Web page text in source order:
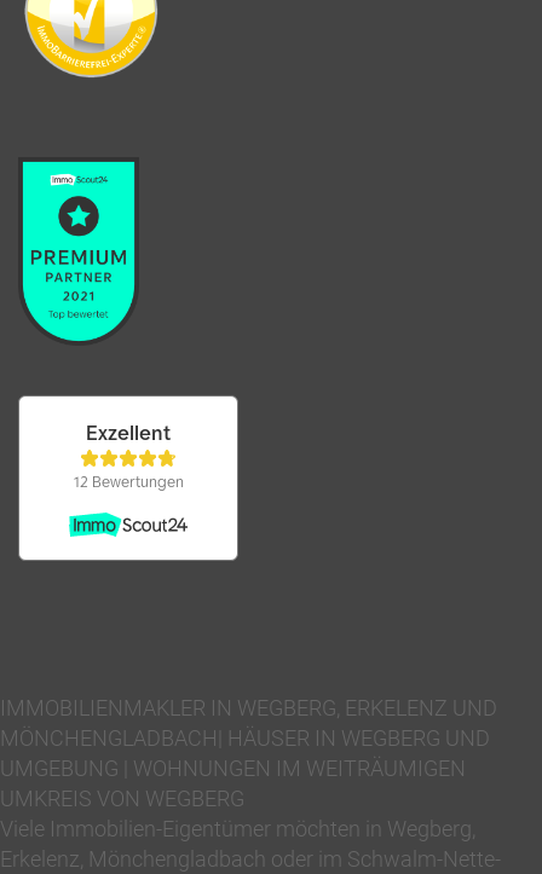
IMMOBILIENMAKLER IN WEGBERG, ERKELENZ UND
MÖNCHENGLADBACH| HÄUSER IN WEGBERG UND
UMGEBUNG | WOHNUNGEN IM WEITRÄUMIGEN
UMKREIS VON WEGBERG
Viele Immobilien-Eigentümer möchten in Wegberg,
Erkelenz, Mönchengladbach oder im Schwalm-Nette-